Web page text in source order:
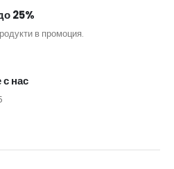
25%
в промоция.
нас